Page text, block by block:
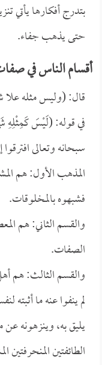
بتدرج أفكارها يأتي
حتى يذهب جفاء.
أقسام الناس في
قال: (وليس مثله علا
في قوله: (لَيْسَ
سبحانه وتعالى
المذهب الأول: هم
فشبهوه بالمخلوقات.
والقسم الثاني: هم
الصفات.
والقسم الثالث: هم
لم ينفوا عنه ما أثبته
يليق به، وينزهونه
الطائفتين المنحرفتين